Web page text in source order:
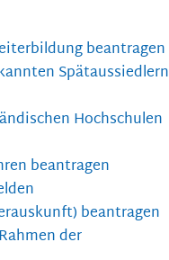
beantragen
Spätaussiedlern
Hochschulen
beantragen
beantragen
der